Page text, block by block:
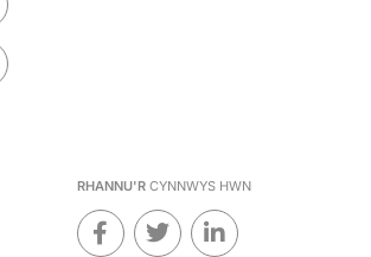
RHANNU'RCYNNWYS HWN